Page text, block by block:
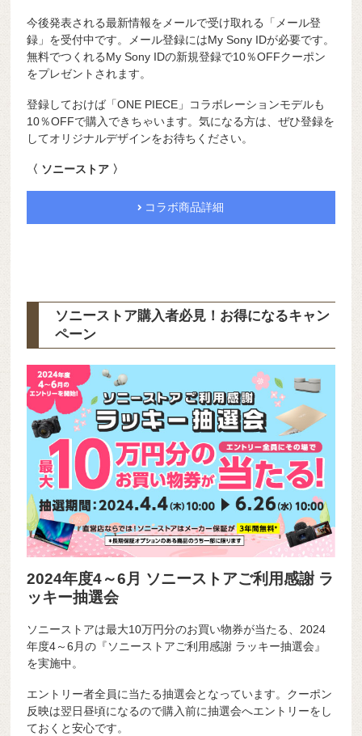
今後発表される最新情報をメールで受け取れる「メール登
録」を受付中です。メール登録にはMy Sony IDが必要です。
無料でつくれるMy Sony IDの新規登録で10％OFFクーポン
をプレゼントされます。
登録しておけば「ONE PIECE」コラボレーションモデルも
10％OFFで購入できちゃいます。気になる方は、ぜひ登録を
してオリジナルデザインをお待ちください。
〈 ソニーストア 〉
コラボ商品詳細
ソニーストア購入者必見！お得になるキャン
ペーン
2024年度4～6月 ソニーストアご利用感謝 ラ
ッキー抽選会
ソニーストアは最大10万円分のお買い物券が当たる、2024
年度4～6月の『ソニーストアご利用感謝 ラッキー抽選会』
を実施中。
エントリー者全員に当たる抽選会となっています。クーポン
反映は翌日昼頃になるので購入前に抽選会へエントリーをし
ておくと安心です。